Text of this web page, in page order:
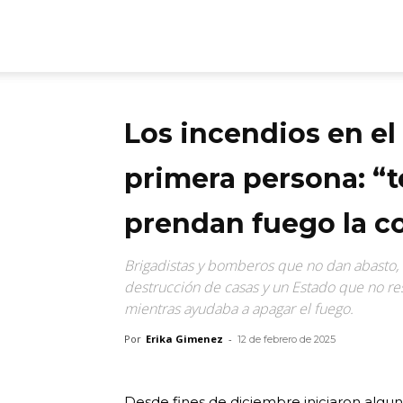
Los incendios en
primera persona:
prendan fuego la
Brigadistas y bomberos que no dan
destrucción de casas y un Estado que no
mientras ayudaba a apagar el fuego.
Por Erika Gimenez - 12 de febrero de 2025